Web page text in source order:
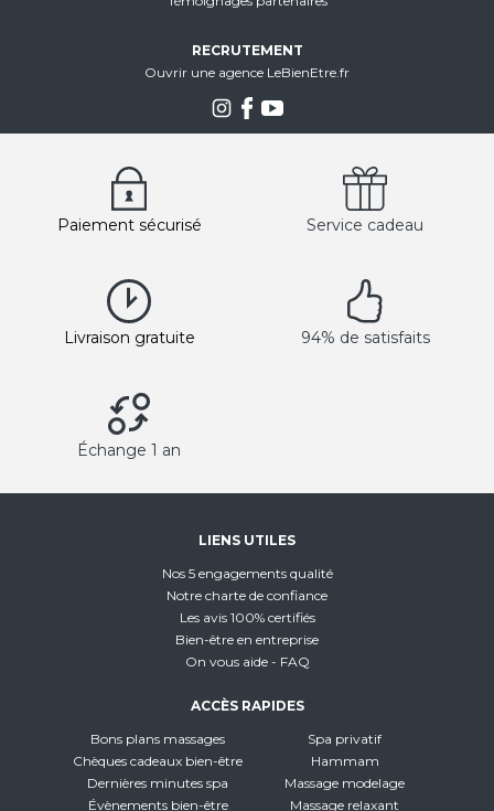
RECRUTEMENT
Ouvrir une agence LeBienEtre.fr
Paiement sécurisé Service cadeau
Livraison gratuite 94% de satisfaits
Échange 1 an
LIENS UTILES
Nos 5 engagements qualité
Notre charte de confiance
Les avis 100% certifiés
Bien-être en entreprise
On vous aide - FAQ
ACCÈS RAPIDES
Bons plans massages
Chèques cadeaux bien-être
Dernières minutes spa
Évènements bien-être
Spa privatif
Hammam
Massage modelage
Massage relaxant